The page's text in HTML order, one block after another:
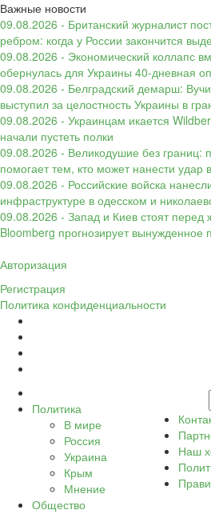
Важные новости
09.08.2026 - Британский журналист
ребром: когда у России закончится
09.08.2026 - Экономический коллапс
обернулась для Украины 40-дневная
09.08.2026 - Белградский демарш:
выступил за целостность Украины в
09.08.2026 - Украинцам икается
начали пустеть полки
09.08.2026 - Великодушие без границ:
помогает тем, кто может нанести удар
09.08.2026 - Российские войска
инфраструктуре в одесском и
09.08.2026 - Запад и Киев стоят перед
Bloomberg прогнозирует вынужденное
Авторизация
Регистрация
Политика конфиденциальности
Политика
В мире
Россия
Украина
Крым
Мнение
Общество
Наш